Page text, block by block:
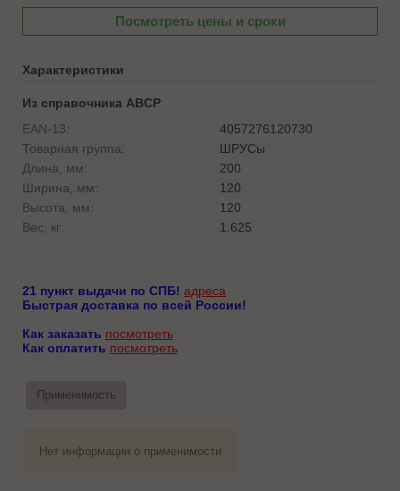
Посмотреть цены и сроки
Характеристики
Из справочника ABCP
EAN-13:
4057276120730
Товарная группа:
ШРУСы
Длина, мм:
200
Ширина, мм:
120
Высота, мм:
120
Вес, кг:
1.625
21 пункт выдачи по СПБ! адреса
Быстрая доставка по всей России!
Как заказать посмотреть
Как оплатить посмотреть
Применимость
Нет информации о применимости